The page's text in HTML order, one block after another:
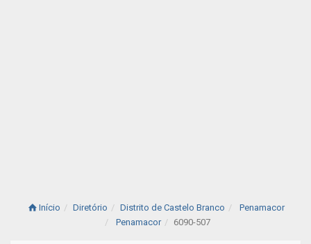
Início Diretório Distrito de Castelo Branco
Penamacor
Penamacor
6090-507